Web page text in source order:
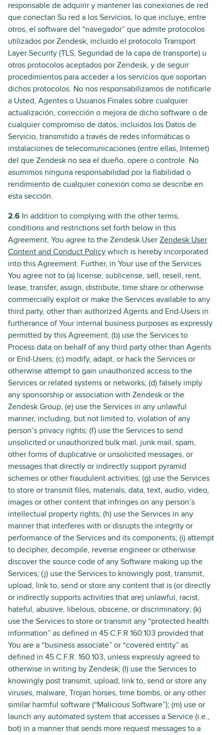
responsable de adquirir y mantener las conexiones de red
que conectan Su red a los Servicios, lo que incluye, entre
otros, el software del “navegador” que admite protocolos
utilizados por Zendesk, incluido el protocolo Transport
Layer Security (TLS, Seguridad de la capa de transporte) u
otros protocolos aceptados por Zendesk, y de seguir
procedimientos para acceder a los servicios que soportan
dichos protocolos. No nos responsabilizamos de notificarle
a Usted, Agentes o Usuarios Finales sobre cualquier
actualización, corrección o mejora de dicho software o de
cualquier compromiso de datos, incluidos los Datos de
Servicio, transmitido a través de redes informáticas o
instalaciones de telecomunicaciones (entre ellas, Internet)
del que Zendesk no sea el dueño, opere o controle. No
asumimos ninguna responsabilidad por la fiabilidad o
rendimiento de cualquier conexión como se describe en
esta sección.
2.6 In addition to complying with the other terms,
conditions and restrictions set forth below in this
Agreement, You agree to the Zendesk User Zendesk User
Content and Conduct Policy which is hereby incorporated
into this Agreement. Further, in Your use of the Services
You agree not to (a) license, sublicense, sell, resell, rent,
lease, transfer, assign, distribute, time share or otherwise
commercially exploit or make the Services available to any
third party, other than authorized Agents and End-Users in
furtherance of Your internal business purposes as expressly
permitted by this Agreement; (b) use the Services to
Process data on behalf of any third party other than Agents
or End-Users; (c) modify, adapt, or hack the Services or
otherwise attempt to gain unauthorized access to the
Services or related systems or networks; (d) falsely imply
any sponsorship or association with Zendesk or the
Zendesk Group, (e) use the Services in any unlawful
manner, including, but not limited to, violation of any
person’s privacy rights; (f) use the Services to send
unsolicited or unauthorized bulk mail, junk mail, spam,
other forms of duplicative or unsolicited messages, or
messages that directly or indirectly support pyramid
schemes or other fraudulent activities; (g) use the Services
to store or transmit files, materials, data, text, audio, video,
images or other content that infringes on any person’s
intellectual property rights; (h) use the Services in any
manner that interferes with or disrupts the integrity or
performance of the Services and its components; (i) attempt
to decipher, decompile, reverse engineer or otherwise
discover the source code of any Software making up the
Services; (j) use the Services to knowingly post, transmit,
upload, link to, send or store any content that is (or directly
or indirectly supports activities that are) unlawful, racist,
hateful, abusive, libelous, obscene, or discriminatory; (k)
use the Services to store or transmit any “protected health
information” as defined in 45 C.F.R 160.103 provided that
You are a “business associate” or “covered entity” as
defined in 45 C.F.R. 160.103, unless expressly agreed to
otherwise in writing by Zendesk; (l) use the Services to
knowingly post transmit, upload, link to, send or store any
viruses, malware, Trojan horses, time bombs, or any other
similar harmful software (“Malicious Software”); (m) use or
launch any automated system that accesses a Service (i.e.,
bot) in a manner that sends more request messages to a